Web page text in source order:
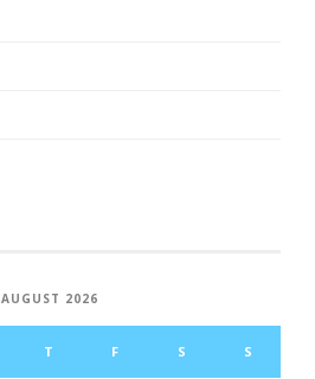
AUGUST 2026
T F S S